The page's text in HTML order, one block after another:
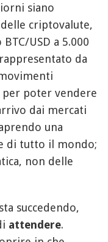
siano
criptovalute,
USD a 5.000
da
poter vendere
dai mercati
una
di tutto il mondo;
non delle
succedendo,
attendere.